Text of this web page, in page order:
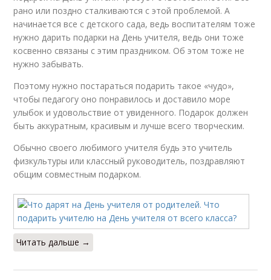
рано или поздно сталкиваются с этой проблемой. А
начинается все с детского сада, ведь воспитателям тоже
нужно дарить подарки на День учителя, ведь они тоже
косвенно связаны с этим праздником. Об этом тоже не
нужно забывать.
Поэтому нужно постараться подарить такое «чудо»,
чтобы педагогу оно понравилось и доставило море
улыбок и удовольствие от увиденного. Подарок должен
быть аккуратным, красивым и лучше всего творческим.
Обычно своего любимого учителя будь это учитель
физкультуры или классный руководитель, поздравляют
общим совместным подарком.
Читать дальше →